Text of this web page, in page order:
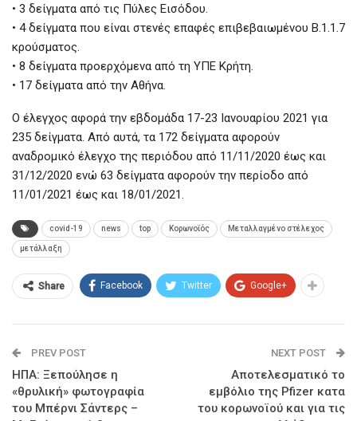
• 3 δείγματα από τις Πύλες Εισόδου.
• 4 δείγματα που είναι στενές επαφές επιβεβαιωμένου Β.1.1.7
κρούσματος.
• 8 δείγματα προερχόμενα από τη ΥΠΕ Κρήτη.
• 17 δείγματα από την Αθήνα.
Ο έλεγχος αφορά την εβδομάδα 17-23 Ιανουαρίου 2021 για
235 δείγματα. Από αυτά, τα 172 δείγματα αφορούν
αναδρομικό έλεγχο της περιόδου από 11/11/2020 έως και
31/12/2020 ενώ 63 δείγματα αφορούν την περίοδο από
11/01/2021 έως και 18/01/2021.
covid-19 news top Κορωνοϊός Μεταλλαγμένο στέλεχος
μετάλλαξη
Share Facebook Twitter Google+
PREV POST
ΗΠΑ: Ξεπούλησε η
«θρυλική» φωτογραφία
του Μπέρνι Σάντερς –
NEXT POST
Αποτελεσματικό το
εμβόλιο της Pfizer κατα
του κορωνοϊού και για τις